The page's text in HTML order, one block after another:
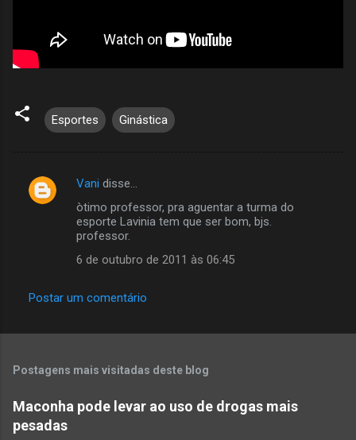
Esportes Ginástica
C
t
i
s
Vani disse…
òtimo professor, pra aguentar a turma do
esporte Lavinia tem que ser bom, bjs.
professor.
6 de outubro de 2011 às 06:45
Postar um comentário
Postagens mais visitadas deste blog
Maconha pode levar ao uso de drogas mais
pesadas